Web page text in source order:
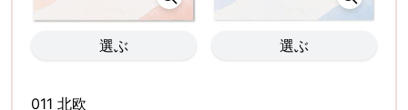
選ぶ 選ぶ
011 北欧